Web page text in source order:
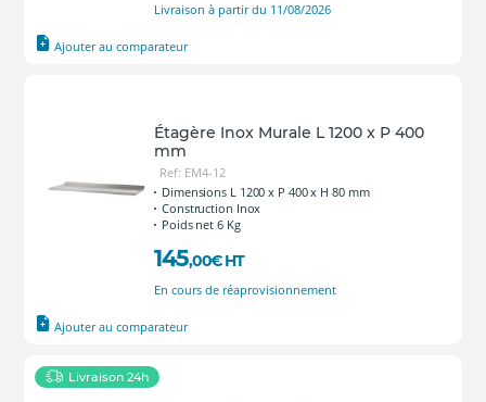
Livraison à partir du 11/08/2026
Ajouter au comparateur
Étagère Inox Murale L 1200 x P 400
mm
Ref: EM4-12
Dimensions L 1200 x P 400 x H 80 mm
Construction Inox
Poids net 6 Kg
145,00€ HT
En cours de réaprovisionnement
Ajouter au comparateur
Livraison 24h